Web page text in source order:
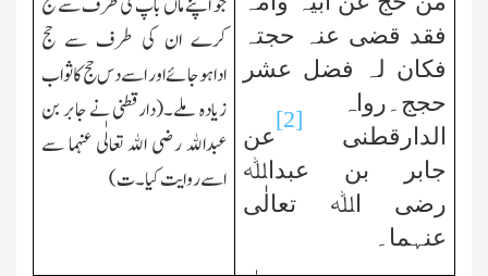
فقد قضی عنہ حجتہ
فکان لہ فضل عشر
حجج۔رواہ
الدارقطنی
[2]
عن
جابر بن عبداﷲ
رضی اﷲ تعالٰی
عنہما۔
کرے ان کی طرف سے حج
اداہوجائے اور اسے دس حج کا ثواب
زیادہ ملے۔(دارقطنی نے جابر بن
عبداﷲرضی اﷲ تعالٰی عنہماسے
اسے روایت کیا۔ت)